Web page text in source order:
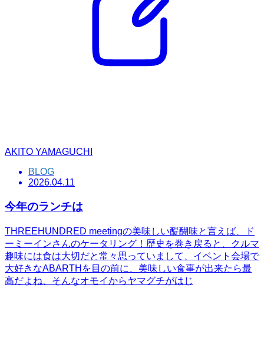
AKITO YAMAGUCHI
BLOG
2026.04.11
今年のランチは
THREEHUNDRED meetingの美味しい醍醐味と言えば、ド
ーミーインさんのケータリング！歴史を巻き戻ると、クルマ
趣味には食は大切だと常々思っていまして、イベント会場で
大好きなABARTHを目の前に、美味しい食事が出来たら最
高だよね、そんなオモイからヤマグチがはじ